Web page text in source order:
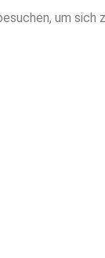
um